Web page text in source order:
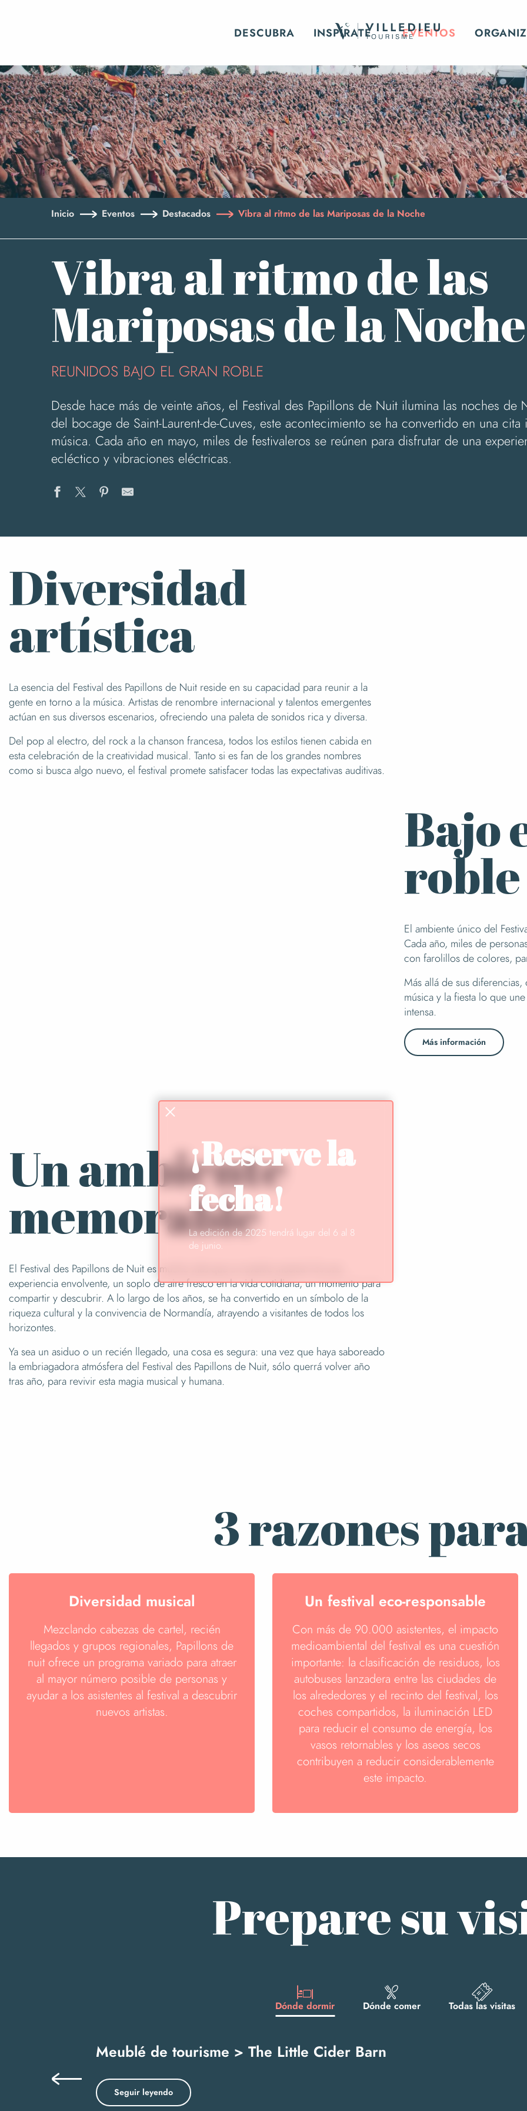
DESCUBRA INSPÍRATE EVENTOS
Inicio Eventos Destacados Vibra al ritmo de las Mariposas de la Noche
Vibra al ritmo de las
Mariposas de la Noche
REUNIDOS BAJO EL GRAN ROBLE
Desde hace más de veinte años, el Festival des Papillons de Nuit ilumina las noches
del bocage de Saint-Laurent-de-Cuves, este acontecimiento se ha convertido en una
música. Cada año en mayo, miles de festivaleros se reúnen para disfrutar de una
ecléctico y vibraciones eléctricas.
Diversidad
artística
La esencia del Festival des Papillons de Nuit reside en su capacidad para reunir a la
gente en torno a la música. Artistas de renombre internacional y talentos emergentes
actúan en sus diversos escenarios, ofreciendo una paleta de sonidos rica y diversa.
Del pop al electro, del rock a la chanson francesa, todos los estilos tienen cabida en
esta celebración de la creatividad musical. Tanto si es fan de los grandes nombres
como si busca algo nuevo, el festival promete satisfacer todas las expectativas auditivas.
Bajo
roble
El ambiente único del
Cada año, miles de
con farolillos de colores,
Más allá de sus
música y la fiesta lo que
intensa.
Más información
¡Reserve la
fecha!
La edición de 2025 tendrá lugar del 6 al 8
de junio.
Un ambiente
memorable
El Festival des Papillons de Nuit es mucho más que un evento musical. Es una
experiencia envolvente, un soplo de aire fresco en la vida cotidiana, un momento para
compartir y descubrir. A lo largo de los años, se ha convertido en un símbolo de la
riqueza cultural y la convivencia de Normandía, atrayendo a visitantes de todos los
horizontes.
Ya sea un asiduo o un recién llegado, una cosa es segura: una vez que haya saboreado
la embriagadora atmósfera del Festival des Papillons de Nuit, sólo querrá volver año
tras año, para revivir esta magia musical y humana.
3 razones
Diversidad musical
Mezclando cabezas de cartel, recién
llegados y grupos regionales, Papillons de
nuit ofrece un programa variado para atraer
al mayor número posible de personas y
ayudar a los asistentes al festival a descubrir
nuevos artistas.
Un festival eco-responsable
Con más de 90.000 asistentes, el impacto
medioambiental del festival es una cuestión
importante: la clasificación de residuos, los
autobuses lanzadera entre las ciudades de
los alrededores y el recinto del festival, los
coches compartidos, la iluminación LED
para reducir el consumo de energía, los
vasos retornables y los aseos secos
contribuyen a reducir considerablemente
este impacto.
Prepare su
Dónde dormir Dónde comer Todas las visitas
Meublé de tourisme > The Little Cider Barn
Seguir leyendo